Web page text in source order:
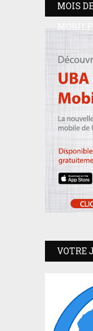
MOIS
VOTRE